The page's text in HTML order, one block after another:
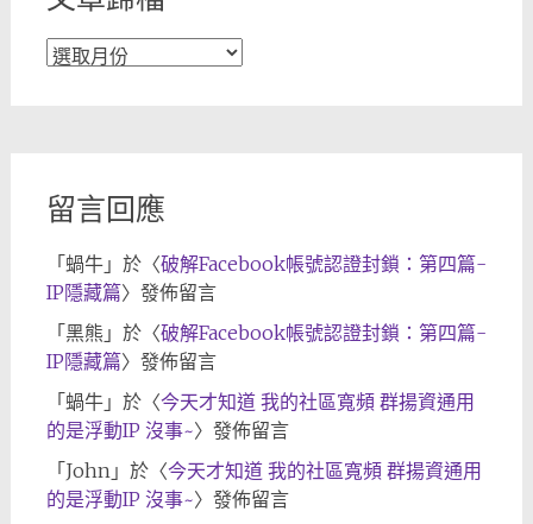
文
留言回應
「 蝸牛」於〈破解Facebook帳號認證封鎖：第四篇-
IP隱藏篇〉發佈留言
「 黑熊 」於〈破解Facebook帳號認證封鎖：第四篇-
IP隱藏篇〉發佈留言
「 蝸牛」於〈今天才知道 我的社區寬頻 群揚資通用
的是浮動IP 沒事~〉發佈留言
「 John」於〈今天才知道 我的社區寬頻 群揚資通用
的是浮動IP 沒事~〉發佈留言